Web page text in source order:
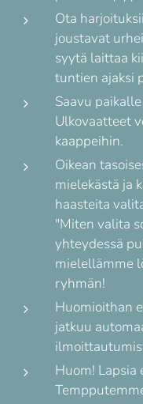
Ota
joustavat
syytä laittaa
tuntien ajaksi
Saavu
Ulkovaatteet
kaappeihin.
Oikean
mielekästä ja
haasteita
"Miten valita
yhteydessä
mielellämme
ryhmän!
Huomioithan
jatkuu
Huom! Lapsia